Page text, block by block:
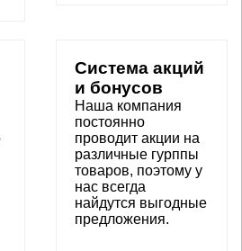
Система акций
и бонусов
Наша компания
постоянно
проводит акции на
различные гурппы
товаров, поэтому у
нас всегда
найдутся выгодные
предложения.